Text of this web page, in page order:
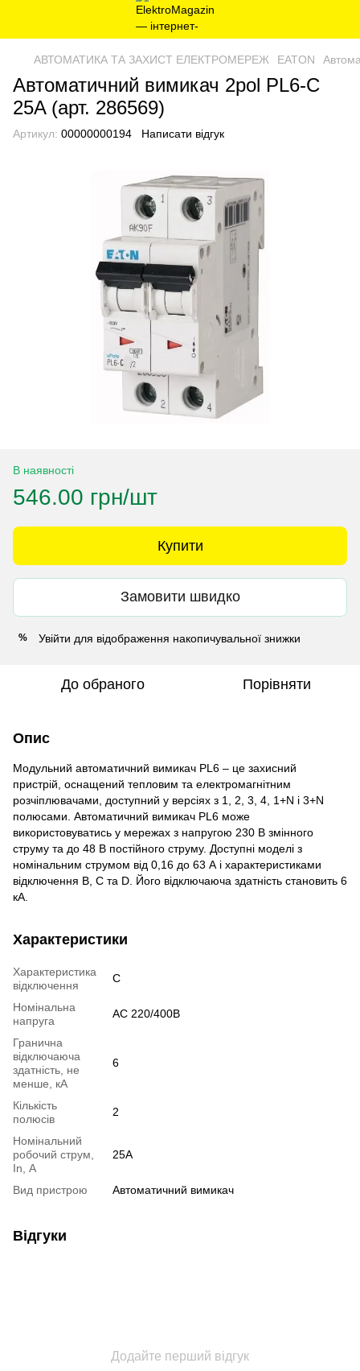
АВТОМАТИКА ТА ЗАХИСТ ЕЛЕКТРОМЕРЕЖ EATON
Автоматичний вимикач 2pol PL6-C
25A (арт. 286569)
Артикул: 00000000194 Написати відгук
В наявності
546.00 грн/шт
Купити
Замовити швидко
% Увійти для відображення накопичувальної знижки
До обраного Порівняти
Опис
Модульний автоматичний вимикач PL6 – це захисний
пристрій, оснащений тепловим та електромагнітним
розчіплювачами, доступний у версіях з 1, 2, 3, 4, 1+N і 3+N
полюсами. Автоматичний вимикач PL6 може
використовуватись у мережах з напругою 230 В змінного
струму та до 48 В постійного струму. Доступні моделі з
номінальним струмом від 0,16 до 63 А і характеристиками
відключення B, C та D. Його відключаюча здатність становить 6
кА.
Характеристики
Характеристика
відключення
C
Номінальна
напруга
AC 220/400B
Гранична
відключаюча
здатність, не
менше, кА
6
Кількість
полюсів
2
Номінальний
робочий струм,
In, А
25А
Вид пристрою Автоматичний вимикач
Відгуки
Додайте перший відгук